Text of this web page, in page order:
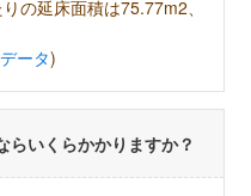
の延床面積は75.77m2、
ータ)
らいくらかかりますか？